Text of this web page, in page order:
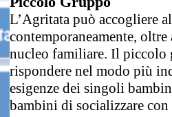
L’Agritata può accogliere
contemporaneamente,
nucleo familiare. Il piccolo
rispondere nel modo più
esigenze dei singoli
bambini di socializzare